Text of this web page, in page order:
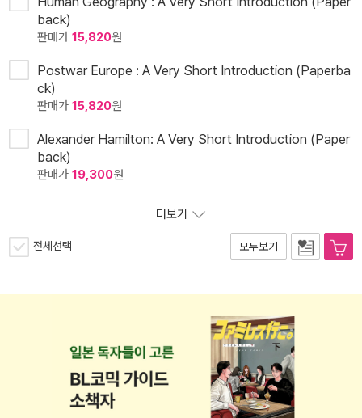
back)
판매가 15,820원
Postwar Europe : A Very Short Introduction (Paperba
ck)
판매가 15,820원
Alexander Hamilton: A Very Short Introduction (Paper
back)
판매가 19,300원
더보기
전체선택 모두보기